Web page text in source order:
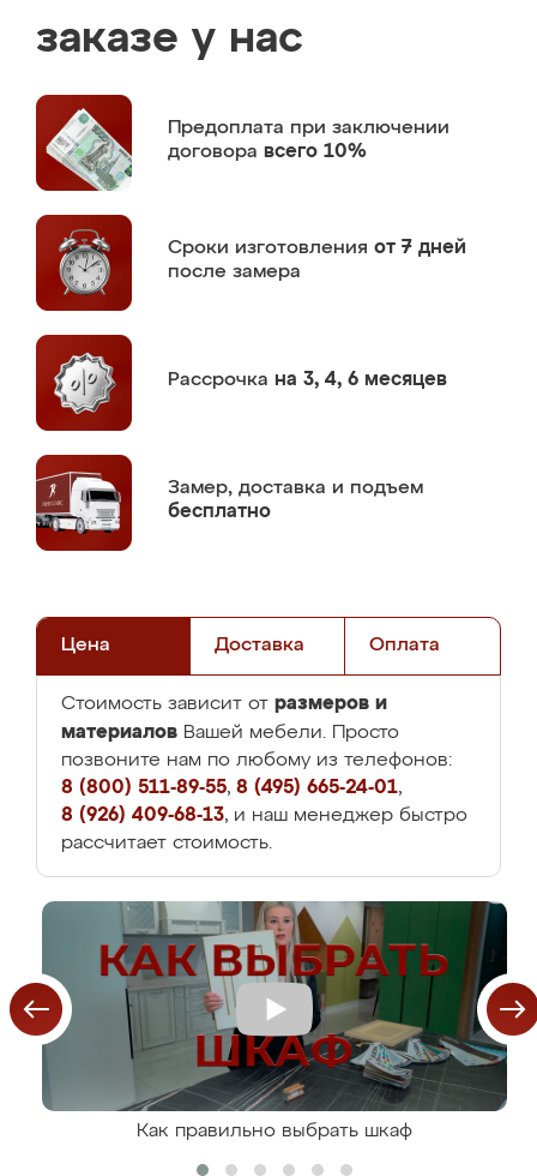
заказе у нас
Предоплата при заключении
договора всего 10%
Сроки изготовления от 7 дней
после замера
Рассрочка на 3, 4, 6 месяцев
Замер, доставка и подъем
бесплатно
Цена Доставка Оплата
Стоимость зависит от размеров и
материалов Вашей мебели. Просто
позвоните нам по любому из телефонов:
8 (800) 511-89-55, 8 (495) 665-24-01,
8 (926) 409-68-13, и наш менеджер быстро
рассчитает стоимость.
Как правильно выбрать шкаф